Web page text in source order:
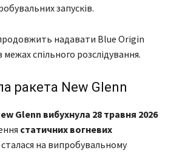
запусків.
надавати Blue Origin
межах спільного розслідування.
ракета New Glenn
Glenn вибухнула 28 травня 2026
статичних вогневих
сталася на випробувальному